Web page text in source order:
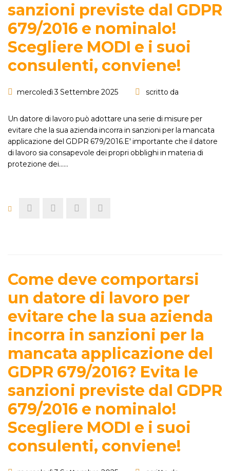
sanzioni previste dal GDPR
679/2016 e nominalo!
Scegliere MODI e i suoi
consulenti, conviene!
mercoledì 3 Settembre 2025 scritto da
Un datore di lavoro può adottare una serie di misure per
evitare che la sua azienda incorra in sanzioni per la mancata
applicazione del GDPR 679/2016.E' importante che il datore
di lavoro sia consapevole dei propri obblighi in materia di
protezione dei...…
Come deve comportarsi
un datore di lavoro per
evitare che la sua azienda
incorra in sanzioni per la
mancata applicazione del
GDPR 679/2016? Evita le
sanzioni previste dal GDPR
679/2016 e nominalo!
Scegliere MODI e i suoi
consulenti, conviene!